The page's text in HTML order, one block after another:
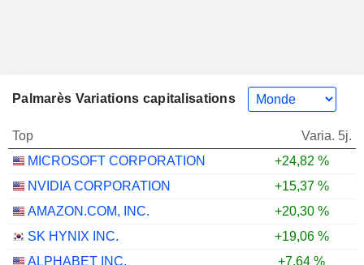
Palmarès Variations capitalisations
Top
Varia. 5j.
MICROSOFT CORPORATION
+24,82 %
NVIDIA CORPORATION
+15,37 %
AMAZON.COM, INC.
+20,30 %
SK HYNIX INC.
+19,06 %
ALPHABET INC.
+7,64 %